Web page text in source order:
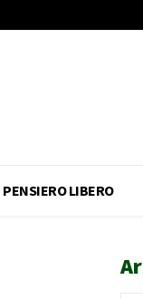
PENSIERO LIBERO